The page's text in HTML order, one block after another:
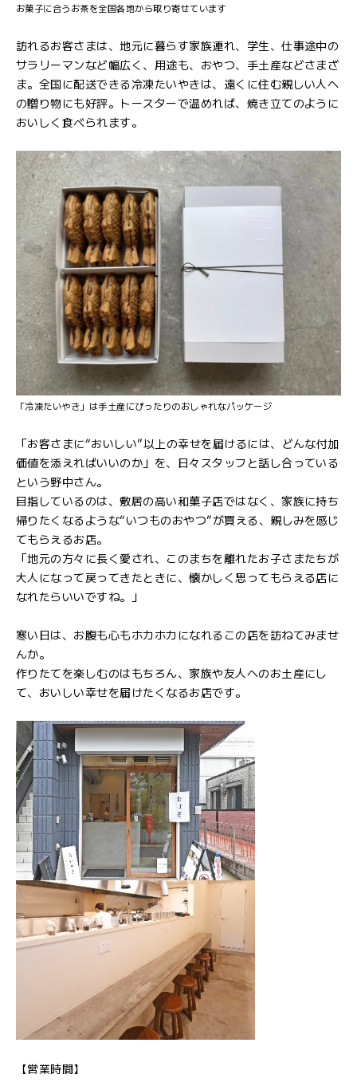
お菓子に合うお茶を全国各地から取り寄せています
訪れるお客さまは、地元に暮らす家族連れ、学生、仕事途中の
サラリーマンなど幅広く、用途も、おやつ、手土産などさまざ
ま。全国に配送できる冷凍たいやきは、遠くに住む親しい人へ
の贈り物にも好評。トースターで温めれば、焼き立てのように
おいしく食べられます。
「冷凍たいやき」は手土産にぴったりのおしゃれなパッケージ
「お客さまに“おいしい”以上の幸せを届けるには、どんな付加
価値を添えればいいのか」を、日々スタッフと話し合っている
という野中さん。
目指しているのは、敷居の高い和菓子店ではなく、家族に持ち
帰りたくなるような“いつものおやつ”が買える、親しみを感じ
てもらえるお店。
「地元の方々に長く愛され、このまちを離れたお子さまたちが
大人になって戻ってきたときに、懐かしく思ってもらえる店に
なれたらいいですね。」
寒い日は、お腹も心もホカホカになれるこの店を訪ねてみませ
んか。
作りたてを楽しむのはもちろん、家族や友人へのお土産にし
て、おいしい幸せを届けたくなるお店です。
【営業時間】